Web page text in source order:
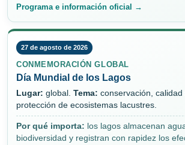
Programa e información oficial →
27 de agosto de 2026
CONMEMORACIÓN GLOBAL
Día Mundial de los Lagos
Lugar: global. Tema: conservación, calidad
protección de ecosistemas lacustres.
Por qué importa: los lagos almacenan
biodiversidad y registran con rapidez los